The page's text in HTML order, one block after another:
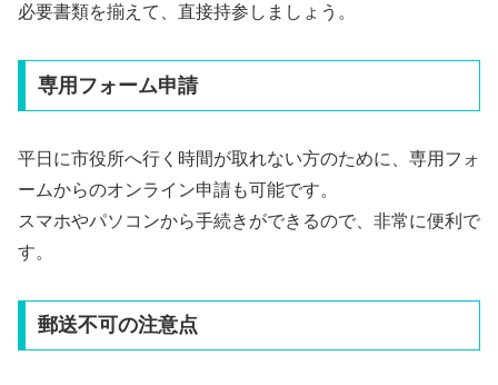
必要書類を揃えて、直接持参しましょう。
専用フォーム申請
平日に市役所へ行く時間が取れない方のために、専用フォ
ームからのオンライン申請も可能です。
スマホやパソコンから手続きができるので、非常に便利で
す。
郵送不可の注意点